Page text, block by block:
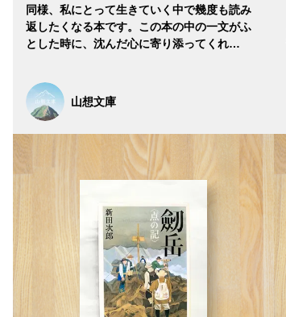
同様、私にとって生きていく中で幾度も読み
返したくなる本です。この本の中の一文がふ
とした時に、沈んだ心に寄り添ってくれ…
山想文庫